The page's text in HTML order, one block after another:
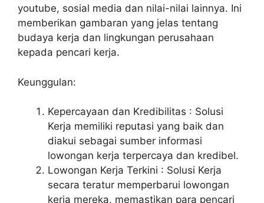
youtube, sosial media dan nilai-nilai lainnya. Ini
memberikan gambaran yang jelas tentang
budaya kerja dan lingkungan perusahaan
kepada pencari kerja.
Keunggulan:
Kepercayaan dan Kredibilitas : Solusi
Kerja memiliki reputasi yang baik dan
diakui sebagai sumber informasi
lowongan kerja terpercaya dan kredibel.
Lowongan Kerja Terkini : Solusi Kerja
secara teratur memperbarui lowongan
kerja mereka, memastikan para pencari